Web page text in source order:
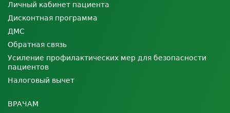
Личный кабинет пациента
Дисконтная программа
ДМС
Обратная связь
Усиление профилактических мер для безопасности
пациентов
Налоговый вычет
ВРАЧАМ